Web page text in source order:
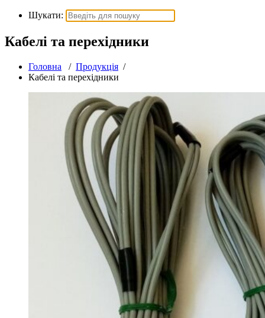
Шукати:
Кабелі та перехідники
Головна / Продукція /
Кабелі та перехідники